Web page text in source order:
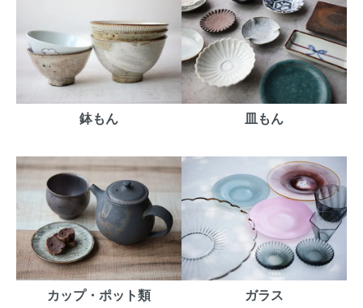
鉢もん 皿もん
カップ・ポット類 ガラス